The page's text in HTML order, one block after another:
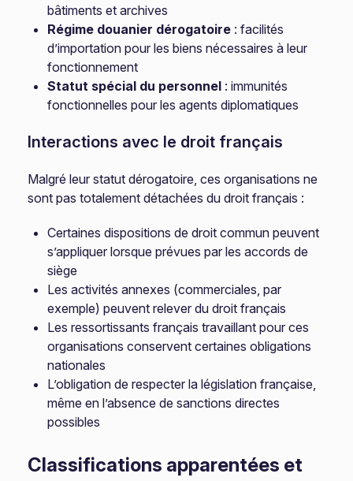
bâtiments et archives
Régime douanier dérogatoire : facilités
d’importation pour les biens nécessaires à leur
fonctionnement
Statut spécial du personnel : immunités
fonctionnelles pour les agents diplomatiques
Interactions avec le droit français
Malgré leur statut dérogatoire, ces organisations ne
sont pas totalement détachées du droit français :
Certaines dispositions de droit commun peuvent
s’appliquer lorsque prévues par les accords de
siège
Les activités annexes (commerciales, par
exemple) peuvent relever du droit français
Les ressortissants français travaillant pour ces
organisations conservent certaines obligations
nationales
L’obligation de respecter la législation française,
même en l’absence de sanctions directes
possibles
Classifications apparentées et